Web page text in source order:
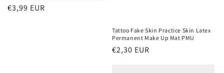
Regular
€3,99 EUR
Tattoo Fake Skin Practice Skin Latex
Permanent Make Up Mat PMU
Regular
€2,30 EUR